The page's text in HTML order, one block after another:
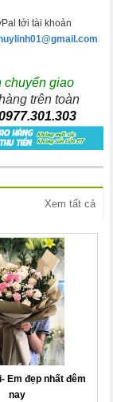
tới tài khoản
chuyển giao
trên toàn
Xem tất cả
Em đẹp nhất đêm
nay